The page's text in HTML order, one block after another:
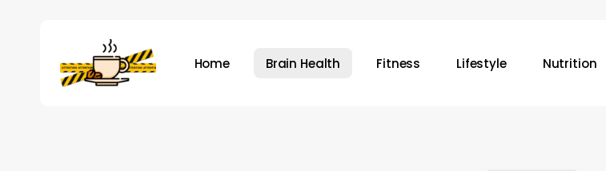
Home Brain Health Fitness Lifestyle Nutrition